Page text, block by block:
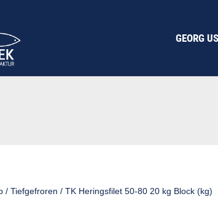
GEORG
/Tiefgefroren / TK Heringsfilet 50-80 20 kg Block (kg)